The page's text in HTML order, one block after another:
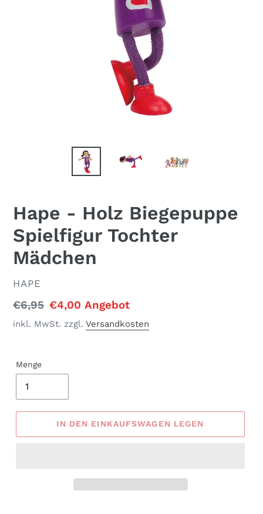
Hape - Holz Biegepuppe
Spielfigur Tochter
Mädchen
VERKÄUFER
HAPE
Normaler
Preis
€6,95 Sonderpreis
€4,00Angebot
inkl. MwSt. zzgl. Versandkosten
Menge
IN DEN EINKAUFSWAGEN LEGEN